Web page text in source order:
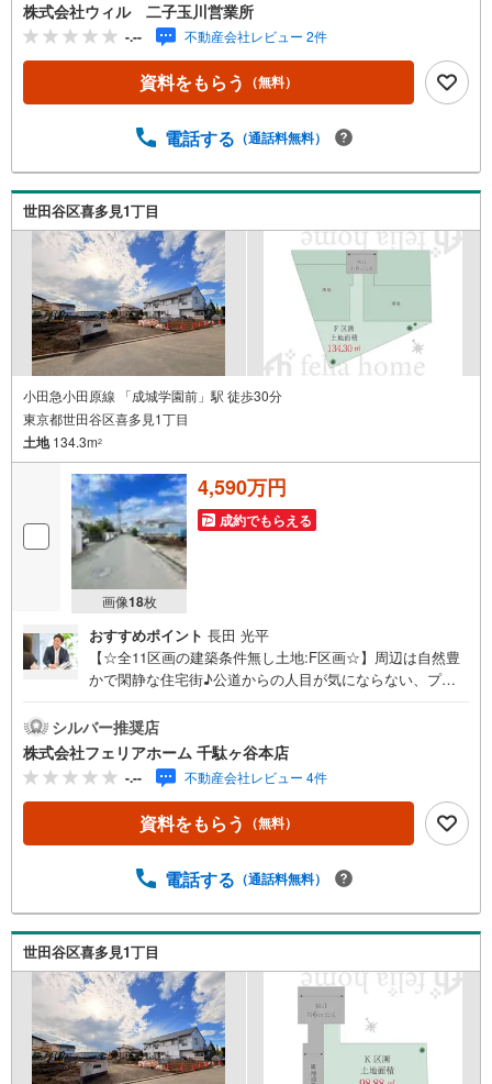
だけます！◆土地面積約179平米（約54坪）のゆとりある
敷地で建築プランが広がりますね◆現況は更地ですので、
解体費用が抑えられ、引き渡し後はスムーズな着工が可能
です◆建物参考プランございます！詳細についてはお気軽
時間はお電話が繋がりやすくなっております。ぜひお気軽
見学する（無料）」ボタンよりご希望の日時をご記入いた
だけますとスムーズにご案内が可能です。【ウィル不動産
販売はここが強み】（1）住宅ローンに精通しており、社内
にローン専門部署があります！（2）施工実績多数のリフォ
ーム部門も社内にあります！（3）定休日なし！
株式会社ウィル 二子玉川営業所
-.-- 不動産会社レビュー 2件
資料をもらう （無料）
電話する （通話料無料）
世田谷区喜多見1丁目
小田急小田原線 「成城学園前」駅 徒歩30分
東京都世田谷区喜多見1丁目
土地134.3m2
画像18枚
4,590万円
成約でもらえる
おすすめポイント 長田 光平
【☆全11区画の建築条件無し土地:F区画☆】周辺は自然豊
かで閑静な住宅街♪公道からの人目が気にならない、プラ
スメーカーにて建築可能です◎フェリアホーム千駄ヶ谷本
店は、土地・新築戸建・中古戸建・中古マンションなど幅
広い物件を取り扱っております。ご購入をご検討のお客様
やご売却をご検討のお手伝いが可能です!!■インターネット
予約で当日見学が可能です（1）［室内・現地を見学する］
をクリック（2）本日～4日以内をご希望の方は「ご要望・
お電話でのお問い合わせがスムーズです。【Yahoo！ 不動
ポイントがもらえる「Yahoo！不動産 物件ご成約キャンペ
ーン」の対象になります。「資料をもらう」「見学予約を
する」ボタンからお問い合わせください。※必ずYahoo！ J
APAN IDでログインしてください。※PayPayポイントは出
金と譲渡はできません。”
シルバー推奨店
株式会社フェリアホーム 千駄ヶ谷本店
-.-- 不動産会社レビュー 4件
資料をもらう （無料）
電話する （通話料無料）
世田谷区喜多見1丁目